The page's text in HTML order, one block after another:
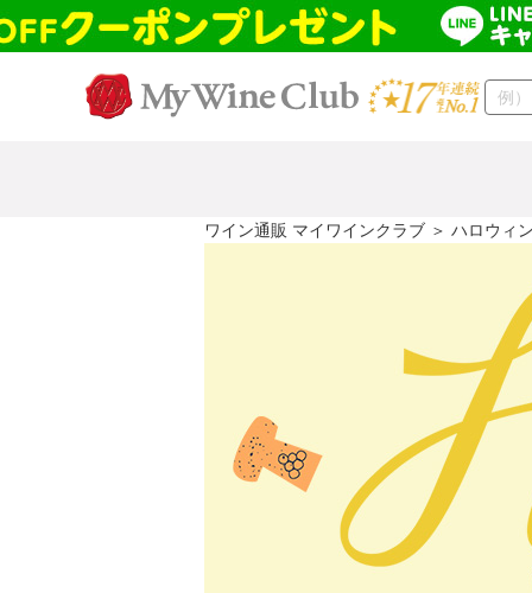
ワイン通販 マイワインクラブ ＞ ハロウィ